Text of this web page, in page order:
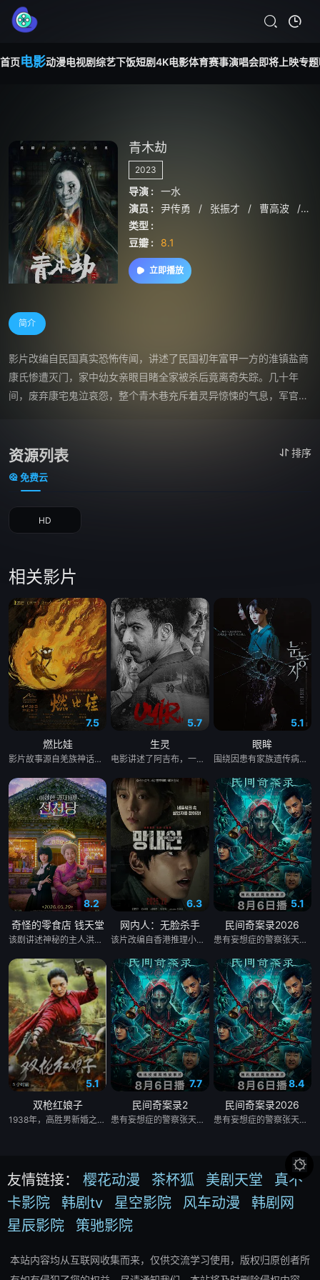
首页电影动漫电视剧综艺下饭短剧4K电影体育赛事演唱会即将上映专题
青木劫
2023
导演 :
一水
演员 :
尹传勇 / 张振才 / 曹高波 /
类型 :
豆瓣 :
8.1
立即播放
简介
影片改编自民国真实恐怖传闻，讲述了民国初年富甲一方的淮镇盐商
康氏惨遭灭门，家中幼女亲眼目睹全家被杀后竟离奇失踪。几十年
间，废弃康宅鬼泣哀怨，整个青木巷充斥着灵异惊悚的气息，军官宋
仇、有人死于非命，灭门惨案背后的真相逐渐浮出水面。
资源列表 排序
免费云
HD
相关影片
7.5
燃比娃
影片故事源自羌族神话，讲述了一只被人类抚养长大的猴子，追寻母亲阿勿巴吉（周迅 配音）的足迹，踏上神山探寻“温暖”之谜的旅程。他在“恐惧之兽”口中夺取火种，烈焰焚身，褪去毛发，涅槃成人。
5.7
生灵
电影讲述了阿吉布，一名在坎努尔地区达玛达姆警察局实习的副督察的故事，根据真实事件改编。
5.1
眼眸
围绕因患有家族遗传病而导致视力逐渐丧失的摄影师瑞真展开。在面对跨越视力障碍、好不容易成为陶艺家却离奇身亡的双胞胎妹妹瑞音时，瑞真孤身一人踏上了挖掘死亡真相的道路，并在黑暗的边缘与隐藏的真相正面交锋。申敏儿在片中一人分饰两角。
8.2
奇怪的零食店 钱天堂
该剧讲述神秘的主人洪子卖能够实现人们愿望的神秘零食，以及人们来到那里展开一段魔法般的故事。
6.3
网内人：无脸杀手
该片改编自香港推理小说家陈浩基的知名小说《网内人》，讲述了私家侦探与委托人联手追查网络杀手的故事。
5.1
民间奇案录2026
患有妄想症的警察张天盛遇上一起离奇的神像杀人事件，勘案过程中，牵引出“婴胎报仇”，“娘娘索命”等一连串妖异事件，张天盛虽被种种诡怪幻象阻碍，却坚信这是藏在迷信后的人为诡计，勇于向封建传统宣战，敢于破除流传已久的迷信糟粕，最终，在战胜妄想症的同时，成功还原真相，伸张正义。
5.1
双枪红娘子
1938年，高胜男新婚之日，丈夫被日军残害，父辈亦遭屠戮。她举枪聚义，屡袭敌寇威震四方，后得八路军指点决心投身革命。日军欲诱杀高胜男，她孤身赴战舍命换乡亲周全。千钧一发间，八路军突袭而至全歼敌寇，高胜男血染沙场，生死未卜……
7.7
民间奇案录2
患有妄想症的警察张天盛遇上一起离奇的神像杀人事件，勘案过程中，牵引出“婴胎报仇”，“娘娘索命”等一连串妖异事件，张天盛虽被种种诡怪幻象阻碍，却坚信这是藏在迷信后的人为诡计，勇于向封建传统宣战，敢于破除流传已久的迷信糟粕，最终，在战胜妄想症的同时，成功还原真相，伸张正义。
8.4
民间奇案录2026
患有妄想症的警察张天盛遇上一起离奇的神像杀人事件，勘案过程中，牵引出“婴胎报仇”，“娘娘索命”等一连串妖异事件，张天盛虽被种种诡怪幻象阻碍，却坚信这是藏在迷信后的人为诡计，勇于向封建传统宣战，敢于破除流传已久的迷信糟粕，最终，在战胜妄想症的同时，成功还原真相，伸张正义。
友情链接： 樱花动漫 茶杯狐 美剧天堂
真不
卡影院
韩剧tv 星空影院 风车动漫
韩剧网
星辰影院
策驰影院
本站内容均从互联网收集而来，仅供交流学习使用，版权归原创者所
